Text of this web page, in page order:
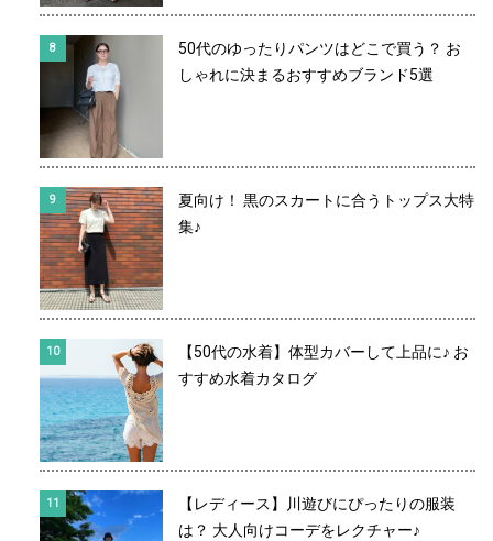
50代のゆったりパンツはどこで買う？ お
しゃれに決まるおすすめブランド5選
夏向け！ 黒のスカートに合うトップス大特
集♪
【50代の水着】体型カバーして上品に♪ お
すすめ水着カタログ
【レディース】川遊びにぴったりの服装
は？ 大人向けコーデをレクチャー♪